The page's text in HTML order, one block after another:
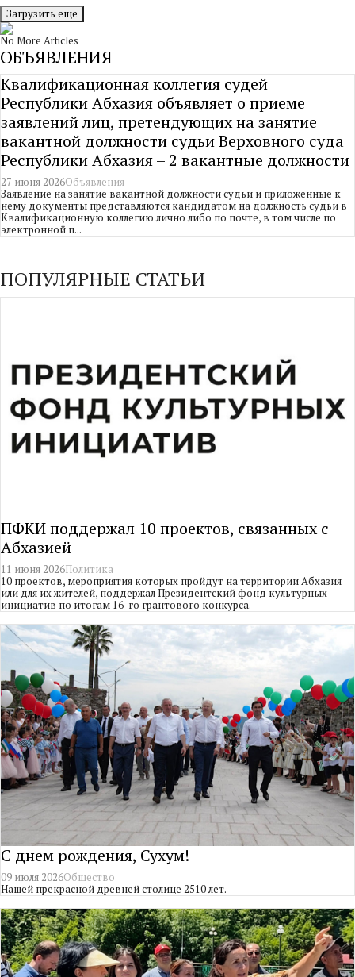
Загрузить еще
No More Articles
ОБЪЯВЛЕНИЯ
Квалификационная коллегия судей
Республики Абхазия объявляет о приеме
заявлений лиц, претендующих на занятие
вакантной должности судьи Верховного суда
Республики Абхазия – 2 вакантные должности
27 июня 2026Объявления
Заявление на занятие вакантной должности судьи и приложенные к
нему документы представляются кандидатом на должность судьи в
Квалификационную коллегию лично либо по почте, в том числе по
электронной п...
ПОПУЛЯРНЫЕ СТАТЬИ
ПФКИ поддержал 10 проектов, связанных с
Абхазией
11 июня 2026Политика
10 проектов, мероприятия которых пройдут на территории Абхазия
или для их жителей, поддержал Президентский фонд культурных
инициатив по итогам 16-го грантового конкурса.
С днем рождения, Сухум!
09 июля 2026Общество
Нашей прекрасной древней столице 2510 лет.